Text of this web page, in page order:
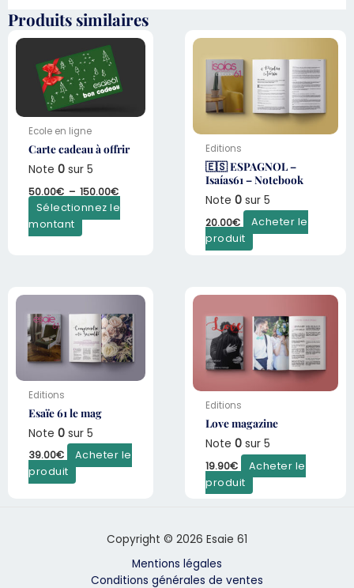
Produits similaires
Ecole en ligne
Carte cadeau à offrir
Note0 sur 5
50.00€ – 150.00€
Plage
50.00€
à
Sélectionnez le
montant
Editions
🇪🇸 ESPAGNOL –
Isaías61 – Notebook
Note0 sur 5
20.00€
Acheter le
produit
Editions
Esaïe 61 le mag
Note0 sur 5
39.00€
Acheter le
produit
Editions
Love magazine
Note0 sur 5
19.90€
Acheter le
produit
Copyright © 2026 Esaie 61
Mentions légales
Conditions générales de ventes